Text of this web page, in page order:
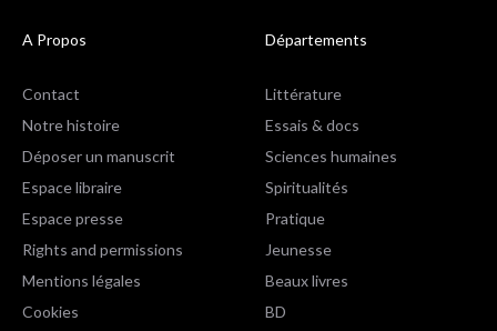
A Propos
Contact
Notre histoire
Déposer un manuscrit
Espace libraire
Espace presse
Rights and permissions
Mentions légales
Cookies
Départements
Littérature
Essais & docs
Sciences humaines
Spiritualités
Pratique
Jeunesse
Beaux livres
BD